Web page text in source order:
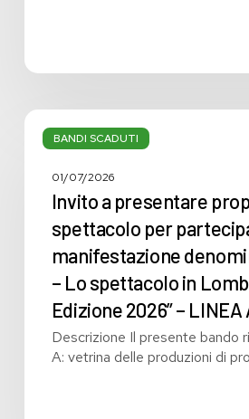
BANDI SCADUTI
Invito
proposte
spettacolo
partecipare
manifestazione
denominata
“Futura
01/07/2026
Invito a presentare
spettacolo per
manifestazione
– Lo spettacolo in
Edizione 2026” – LINEA
Descrizione Il presente bando
A: vetrina delle produzioni di